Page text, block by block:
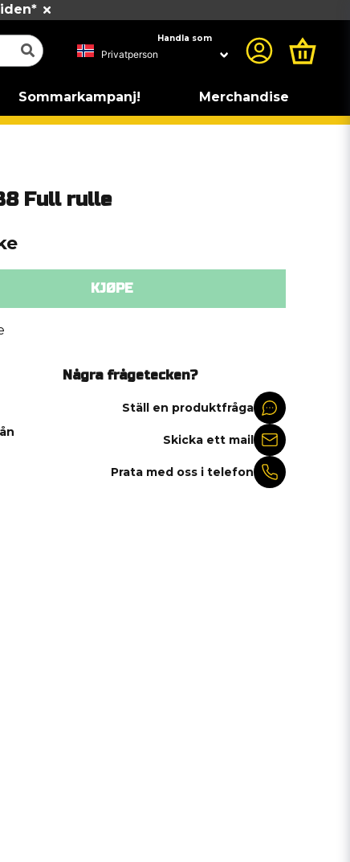
Handla som
Sommarkampanj! Merchandise
Full rulle
KJØPE
Några frågetecken?
Ställ en produktfråga
Skicka ett mail
Prata med oss i telefon